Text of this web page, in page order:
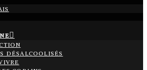
DÉSALCOOLISÉS